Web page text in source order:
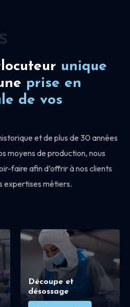
unique
prise en
de vos
et de plus de 30 années
moyens de production, nous
faire afin d’offrir à nos clients
expertises métiers.
Découpe et
désossage